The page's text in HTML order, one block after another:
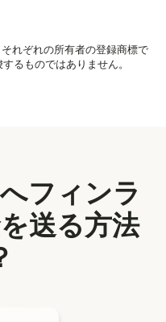
れぞれの所有者の登録商標で
るものではありません。
フィンラ
送る方法